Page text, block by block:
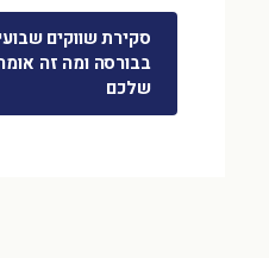
סקירת שווקים
בבורסה ומה זה
שלכם